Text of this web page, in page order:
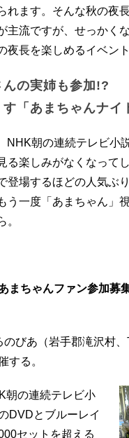
れます。そんな秋の夜
主流ですが、せっかく
長を楽しめるイベン
の実姉も参加!?
「あまちゃんナイ
朝の連続テレビ小
る楽しみがなくなって
登場するほどの人気ぶ
う一度「あまちゃん」
。
まちゃんファン参加募
あ（岩手郡滝沢村、
する。
の連続テレビ小
DVDとブルーレイ
セットを超える